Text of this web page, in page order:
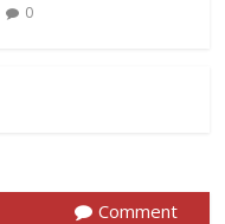
0
Comment